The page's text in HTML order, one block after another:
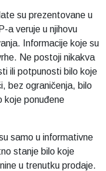
su prezentovane u
a veruje u njihovu
Informacije koje su
Ne postoji nikakva
ili potpunosti bilo koje
bez ograničenja, bilo
koje ponuđene
samo u informativne
stanje bilo koje
u trenutku prodaje.